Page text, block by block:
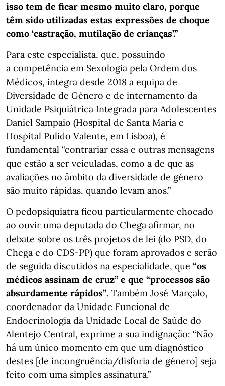
isso tem de ficar mesmo muito claro, porque
têm sido utilizadas estas expressões de choque
como ‘castração, mutilação de crianças’.”
Para este especialista, que, possuindo
a competência em Sexologia pela Ordem dos
Médicos, integra desde 2018 a equipa de
Diversidade de Género e de internamento da
Unidade Psiquiátrica Integrada para Adolescentes
Daniel Sampaio (Hospital de Santa Maria e
Hospital Pulido Valente, em Lisboa), é
fundamental “contrariar essa e outras mensagens
que estão a ser veiculadas, como a de que as
avaliações no âmbito da diversidade de género
são muito rápidas, quando levam anos.”
O pedopsiquiatra ficou particularmente chocado
ao ouvir uma deputada do Chega afirmar, no
debate sobre os três projetos de lei (do PSD, do
Chega e do CDS-PP) que foram aprovados e serão
de seguida discutidos na especialidade, que “os
médicos assinam de cruz” e que “processos são
absurdamente rápidos”. Também José Marçalo,
coordenador da Unidade Funcional de
Endocrinologia da Unidade Local de Saúde do
Alentejo Central, exprime a sua indignação: “Não
há um único momento em que um diagnóstico
destes [de incongruência/disforia de género] seja
feito com uma simples assinatura.”